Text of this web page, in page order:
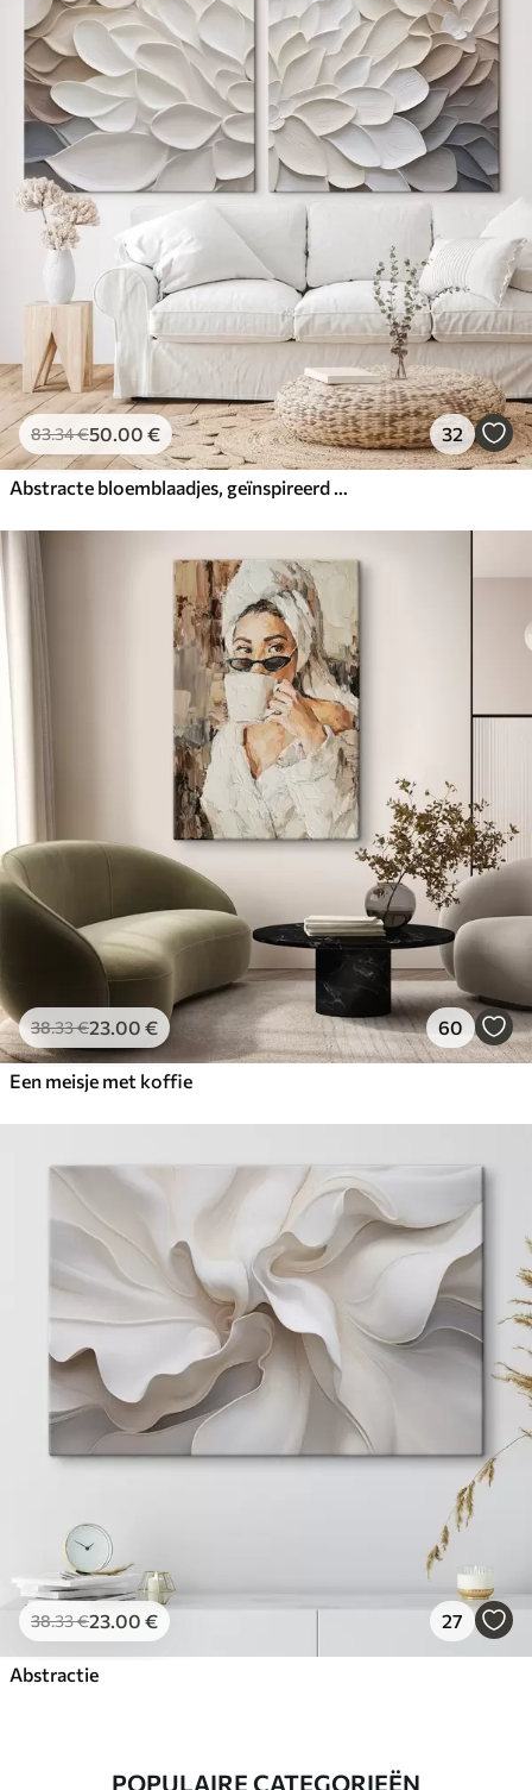
83.34€50.00 € 32
Abstracte bloemblaadjes, geïnspireerd op de schilderkunst
38.33€23.00 € 60
Een meisje met koffie
38.33€23.00 € 27
Abstractie
POPULAIRE CATEGORIEËN